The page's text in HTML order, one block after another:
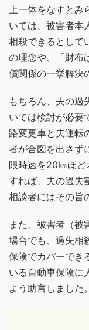
上一体をなすとみ
いては、被害者本
相殺できるとして
の理念や、「財布
償関係の一挙解決
もちろん、夫の過
いては検討が必要
路変更車と夫運転
者が合図を出さず
限時速を20㎞ほ
すれば、夫の過失
相談者にはその旨
また、被害者（被
場合でも、過失相
保険でカバーでき
いる自動車保険に
よう助言しました。